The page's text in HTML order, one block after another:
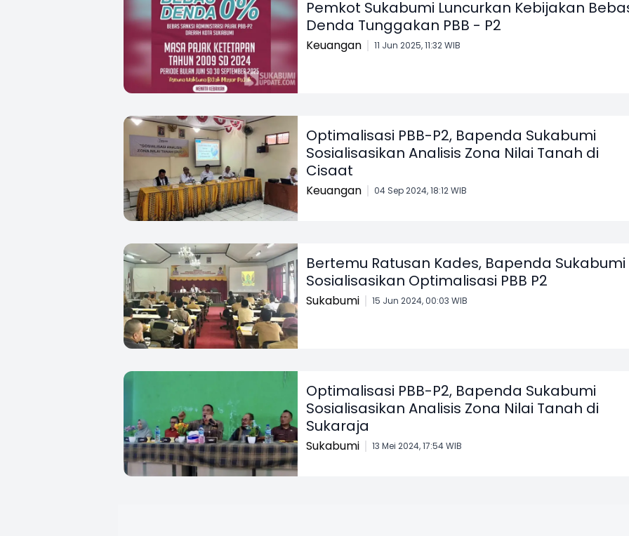
Pemkot Sukabumi Luncurkan Kebijakan
Denda Tunggakan PBB - P2
Keuangan 11 Jun 2025, 11:32 WIB
Optimalisasi PBB-P2, Bapenda Sukabumi
Sosialisasikan Analisis Zona Nilai Tanah di
Cisaat
Keuangan 04 Sep 2024, 18:12 WIB
Bertemu Ratusan Kades, Bapenda Sukabumi
Sosialisasikan Optimalisasi PBB P2
Sukabumi 15 Jun 2024, 00:03 WIB
Optimalisasi PBB-P2, Bapenda Sukabumi
Sosialisasikan Analisis Zona Nilai Tanah di
Sukaraja
Sukabumi 13 Mei 2024, 17:54 WIB